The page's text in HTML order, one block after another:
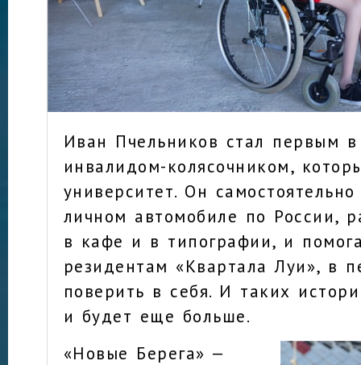
Иван Пчельников стал первым
инвалидом-колясочником,
университет. Он
личном автомобиле по России,
в кафе и в типографии, и
резидентам «Квартала Луи», в
поверить в себя. И таких
и будет еще больше.
«Новые Берега» —